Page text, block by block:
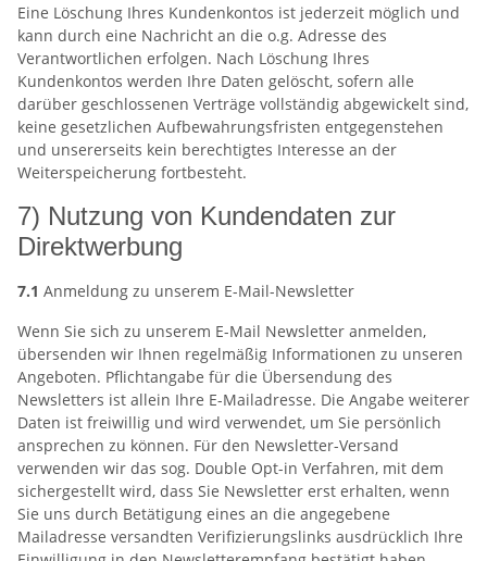
Eine Löschung Ihres Kundenkontos ist jederzeit möglich und
kann durch eine Nachricht an die o.g. Adresse des
Verantwortlichen erfolgen. Nach Löschung Ihres
Kundenkontos werden Ihre Daten gelöscht, sofern alle
darüber geschlossenen Verträge vollständig abgewickelt sind,
keine gesetzlichen Aufbewahrungsfristen entgegenstehen
und unsererseits kein berechtigtes Interesse an der
Weiterspeicherung fortbesteht.
7) Nutzung von Kundendaten zur
Direktwerbung
7.1 Anmeldung zu unserem E-Mail-Newsletter
Wenn Sie sich zu unserem E-Mail Newsletter anmelden,
übersenden wir Ihnen regelmäßig Informationen zu unseren
Angeboten. Pflichtangabe für die Übersendung des
Newsletters ist allein Ihre E-Mailadresse. Die Angabe weiterer
Daten ist freiwillig und wird verwendet, um Sie persönlich
ansprechen zu können. Für den Newsletter-Versand
verwenden wir das sog. Double Opt-in Verfahren, mit dem
sichergestellt wird, dass Sie Newsletter erst erhalten, wenn
Sie uns durch Betätigung eines an die angegebene
Mailadresse versandten Verifizierungslinks ausdrücklich Ihre